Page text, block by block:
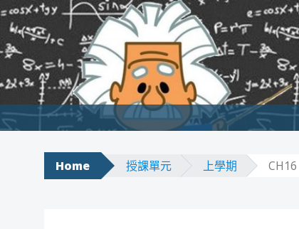
Skip to content
Home 授課單元 上學期 CH16